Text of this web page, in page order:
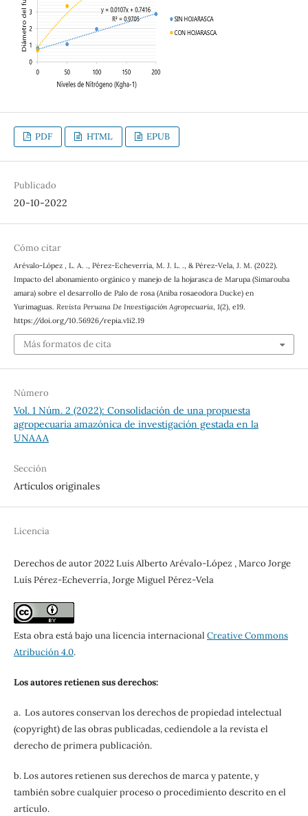
PDF HTML EPUB
Publicado
20-10-2022
Cómo citar
Arévalo-López , L. A. ., Pérez-Echeverría, M. J. L. ., & Pérez-Vela, J. M. (2022).
Impacto del abonamiento orgánico y manejo de la hojarasca de Marupa (Simarouba
amara) sobre el desarrollo de Palo de rosa (Aniba rosaeodora Ducke) en
Yurimaguas. Revista Peruana De Investigación Agropecuaria, 1(2), e19.
https://doi.org/10.56926/repia.v1i2.19
Más formatos de cita
Número
Vol. 1 Núm. 2 (2022): Consolidación de una propuesta
agropecuaria amazónica de investigación gestada en la
UNAAA
Sección
Artículos originales
Licencia
Derechos de autor 2022 Luis Alberto Arévalo-López , Marco Jorge
Luís Pérez-Echeverría, Jorge Miguel Pérez-Vela
Esta obra está bajo una licencia internacional Creative Commons
Atribución 4.0.
Los autores retienen sus derechos:
a. Los autores conservan los derechos de propiedad intelectual
(copyright) de las obras publicadas, cediendole a la revista el
derecho de primera publicación.
b. Los autores retienen sus derechos de marca y patente, y
también sobre cualquier proceso o procedimiento descrito en el
artículo.